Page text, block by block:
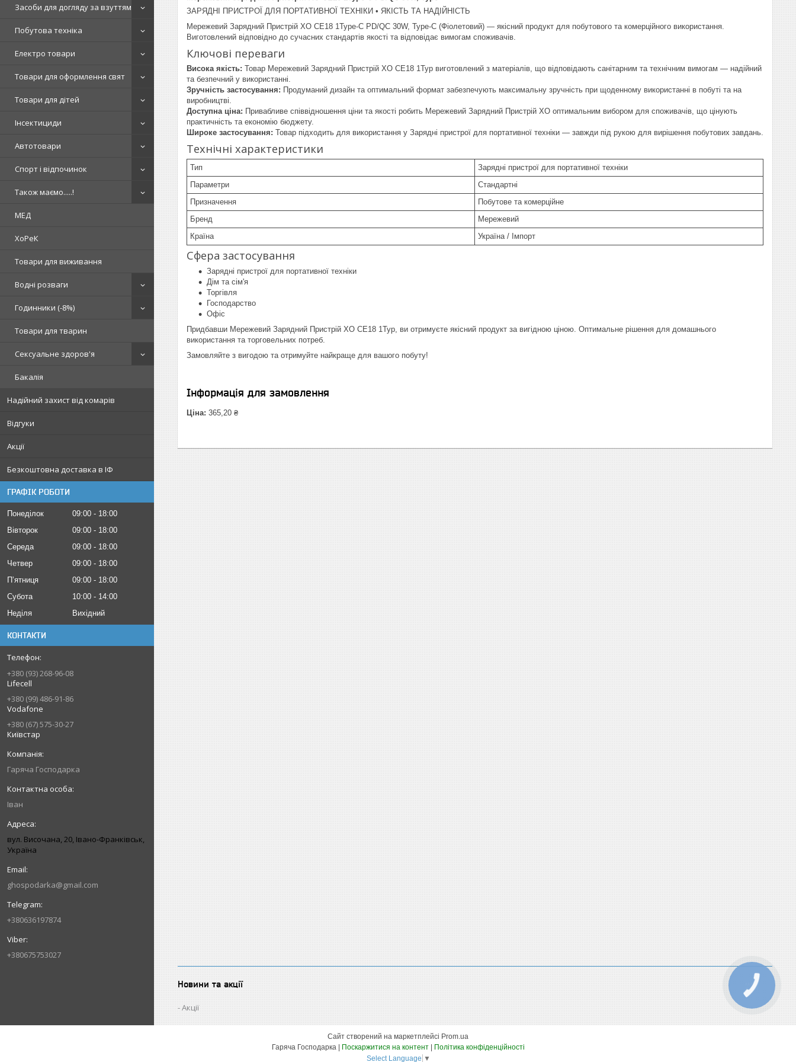
Засоби для догляду за взуттям
Побутова техніка
Електро товари
Товари для оформлення свят
Товари для дітей
Інсектициди
Автотовари
Спорт і відпочинок
Також маємо.....!
МЕД
ХоРеК
Товари для виживання
Водні розваги
Годинники (-8%)
Товари для тварин
Сексуальне здоров'я
Бакалія
Надійний захист від комарів
Відгуки
Акції
Безкоштовна доставка в ІФ
ГРАФІК РОБОТИ
Понеділок 09:00
18:00
Вівторок
09:00
18:00
Середа
09:00
18:00
Четвер
09:00
18:00
Пʼятниця
09:00
18:00
Субота
10:00
14:00
Неділя
Вихідний
КОНТАКТИ
+380 (93) 268-96-08
Lifecell
+380 (99) 486-91-86
Vodafone
+380 (67) 575-30-27
Київстар
Гаряча Господарка
Іван
вул. Височана, 20, Івано-Франківськ,
Україна
ghospodarka@gmail.com
+380636197874
+380675753027
ЗАРЯДНІ ПРИСТРОЇ ДЛЯ ПОРТАТИВНОЇ ТЕХНІКИ • ЯКІСТЬ ТА НАДІЙНІСТЬ
Мережевий Зарядний Пристрій XO CE18 1Type-C PD/QC 30W, Type-C (Фіолетовий) — якісний продукт для побутового та комерційного використання.
Виготовлений відповідно до сучасних стандартів якості та відповідає вимогам споживачів.
Ключові переваги
Висока якість: Товар Мережевий Зарядний Пристрій XO CE18 1Typ виготовлений з матеріалів, що відповідають санітарним та технічним вимогам — надійний
та безпечний у використанні.
Зручність застосування: Продуманий дизайн та оптимальний формат забезпечують максимальну зручність при щоденному використанні в побуті та на
виробництві.
Доступна ціна: Привабливе співвідношення ціни та якості робить Мережевий Зарядний Пристрій XO оптимальним вибором для споживачів, що цінують
практичність та економію бюджету.
Широке застосування: Товар підходить для використання у Зарядні пристрої для портативної техніки — завжди під рукою для вирішення побутових завдань.
Технічні характеристики
Тип
Зарядні пристрої для портативної техніки
Параметри
Стандартні
Призначення
Побутове та комерційне
Бренд
Мережевий
Країна
Україна / Імпорт
Сфера застосування
Зарядні пристрої для портативної техніки
Дім та сім'я
Торгівля
Господарство
Офіс
Придбавши Мережевий Зарядний Пристрій XO CE18 1Typ, ви отримуєте якісний продукт за вигідною ціною. Оптимальне рішення для домашнього
використання та торговельних потреб.
Замовляйте з вигодою та отримуйте найкраще для вашого побуту!
Інформація для замовлення
Ціна: 365,20 ₴
Новини та акції
Акції
Сайт створений на маркетплейсі Prom.ua
Поскаржитися на контент
Політика конфіденційності
Select Language ▼